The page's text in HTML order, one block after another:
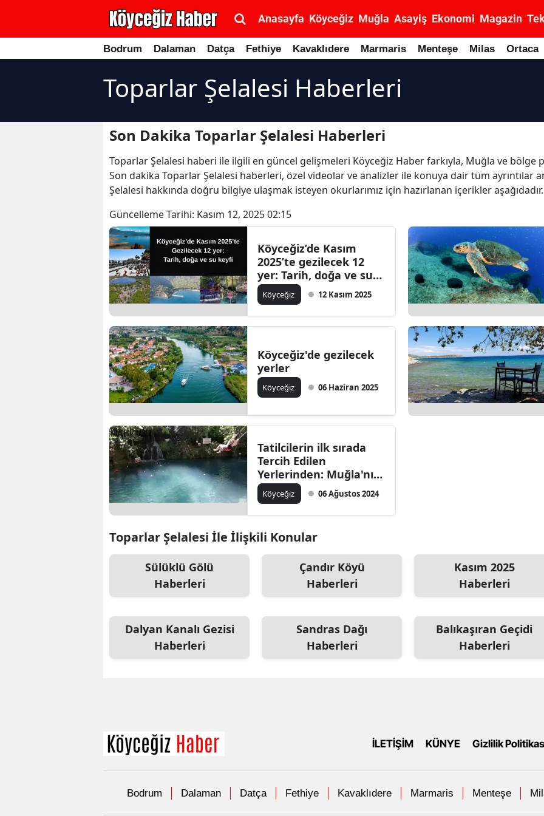
Anasayfa Köyceğiz Muğla Asayiş Ekonomi Magazin
Bodrum Dalaman Datça Fethiye Kavaklıdere Marmaris Menteşe Milas Ortaca
Toparlar Şelalesi Haberleri
Son Dakika Toparlar Şelalesi Haberleri
Toparlar Şelalesi haberi ile ilgili en güncel gelişmeleri Köyceğiz Haber farkıyla, Muğla ve
Son dakika Toparlar Şelalesi haberleri, özel videolar ve analizler ile konuya dair tüm ayrıntılar
Şelalesi hakkında doğru bilgiye ulaşmak isteyen okurlarımız için hazırlanan içerikler
Güncelleme Tarihi: Kasım 12, 2025 02:15
Köyceğiz’de Kasım
2025’te gezilecek 12
yer: Tarih, doğa ve su
keyfi
Köyceğiz 12 Kasım 2025
Köyceğiz'de gezilecek
yerler
Köyceğiz 06 Haziran 2025
Tatilcilerin ilk sırada
Tercih Edilen
Yerlerinden: Muğla'nın
Şirin Köyü..!
Köyceğiz 06 Ağustos 2024
Toparlar Şelalesi İle İlişkili Konular
Sülüklü Gölü
Haberleri
Çandır Köyü
Haberleri
Kasım 2025
Haberleri
Dalyan Kanalı Gezisi
Haberleri
Sandras Dağı
Haberleri
Balıkaşıran Geçidi
Haberleri
İLETİŞİM KÜNYE Gizlilik
Bodrum Dalaman Datça Fethiye Kavaklıdere Marmaris Menteşe